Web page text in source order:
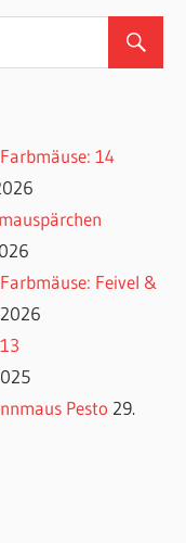
14
Feivel &
Pesto 29.